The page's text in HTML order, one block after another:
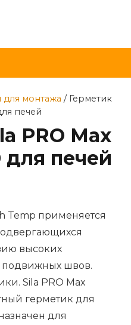
для монтажа / Герметик
печей
PRO Max
для печей
Temp применяется
высоких
подвижных швов.
Sila PRO Max
герметик для
для